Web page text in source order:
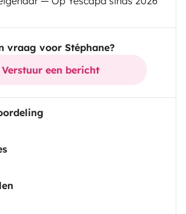
vraag voor Stéphane?
Verstuur een bericht